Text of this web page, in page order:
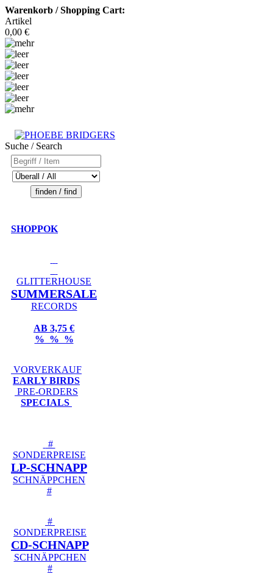
Warenkorb / Shopping Cart:
Artikel
0,00 €
Suche / Search
SHOPPOK
GLITTERHOUSE
SUMMERSALE
RECORDS
AB 3,75 €
% % %
VORVERKAUF
EARLY BIRDS
PRE-ORDERS
SPECIALS
#
SONDERPREISE
LP-SCHNAPP
SCHNÄPPCHEN
#
#
SONDERPREISE
CD-SCHNAPP
SCHNÄPPCHEN
#